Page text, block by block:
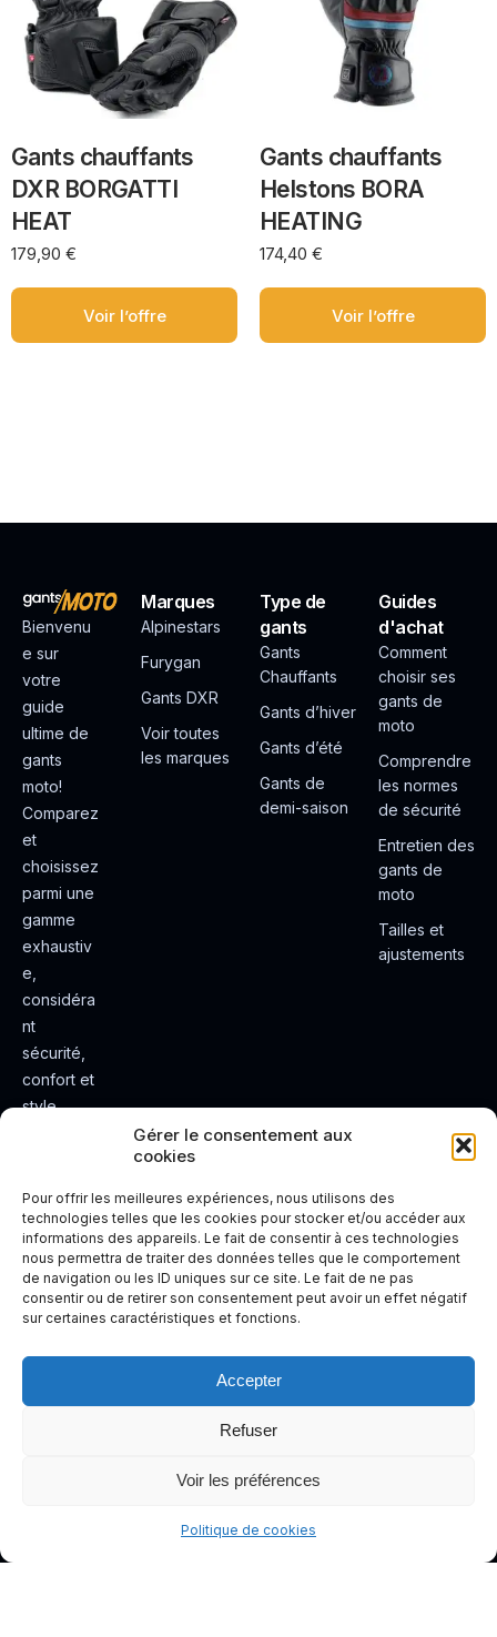
Gérer le consentement aux
cookies
Pour offrir les meilleures expériences, nous utilisons des
technologies telles que les cookies pour stocker et/ou accéder aux
informations des appareils. Le fait de consentir à ces technologies
nous permettra de traiter des données telles que le comportement
de navigation ou les ID uniques sur ce site. Le fait de ne pas
consentir ou de retirer son consentement peut avoir un effet négatif
sur certaines caractéristiques et fonctions.
Accepter
Refuser
Voir les préférences
Politique de cookies
Gants chauffants
DXR BORGATTI
HEAT
179,90 €
Voir l’offre
Gants chauffants
Helstons BORA
HEATING
174,40 €
Voir l’offre
Bienvenu
e sur
votre
guide
ultime de
gants
moto!
Comparez
et
choisissez
parmi une
gamme
exhaustiv
e,
considéra
nt
sécurité,
confort et
style.
e de
conduite
plus sûre
et plus
agréable.
Marques
Alpinestars
Furygan
Gants DXR
Voir toutes
les marques
Type de
gants
Gants
Chauffants
Gants d’hiver
Gants d’été
Gants de
demi-saison
Guides
d'achat
Comment
choisir ses
gants de
moto
Comprendre
les normes
de sécurité
Entretien des
gants de
moto
Tailles et
ajustements